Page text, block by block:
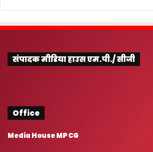
संपादक मीडिया हाउस एम.पी./ सीजी
Office
Media House MP CG